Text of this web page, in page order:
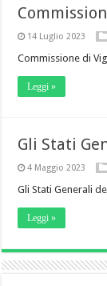
14 Luglio 2023
Commissione di
Leggi »
Gli Stati
4 Maggio 2023
Gli Stati Generali
Leggi »